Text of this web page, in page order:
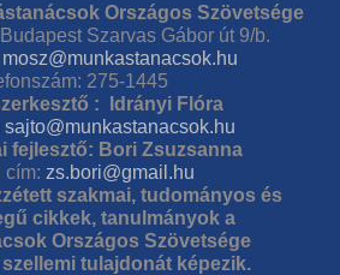
Országos Szövetsége
Szarvas Gábor út 9/b.
mosz@munkastanacsok.hu
275-1445
: Idrányi Flóra
sajto@munkastanacsok.hu
fejlesztő: Bori Zsuzsanna
cím: zs.bori@gmail.hu
szakmai, tudományos és
cikkek, tanulmányok a
Országos Szövetsége
tulajdonát képezik.